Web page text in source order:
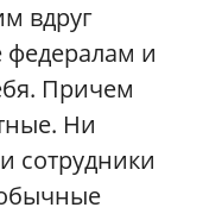
вдруг
и
Причем
Ни
сотрудники